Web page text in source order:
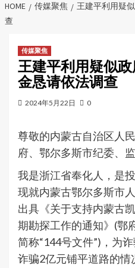
HOME 传媒聚焦
王建平利用疑
查
传媒聚焦
王建平利用疑似
金恳请依法调查
2024年5月22日 0
尊敬的内蒙古自治区人
府、鄂尔多斯市纪委、
我是浙江省奉化人，是
现就内蒙古鄂尔多斯市
出具《关于支持内蒙古
期勘探工作的通知》(鄂
简称“144号文件”)，为
诈骗2亿元铺平道路的